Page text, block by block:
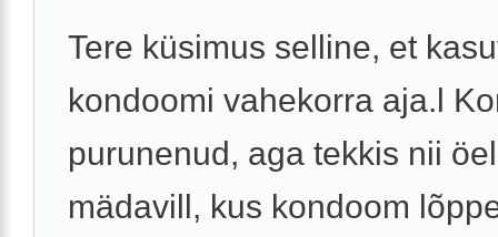
Tere küsimus selline, et
kondoomi vahekorra aja.l
purunenud, aga tekkis nii
mädavill, kus kondoom